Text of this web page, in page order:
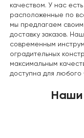
качеством. У нас
расположенные по
мы предлагаем
доставку заказов.
современным
оградительных
максимальным
доступна для любого
Наши